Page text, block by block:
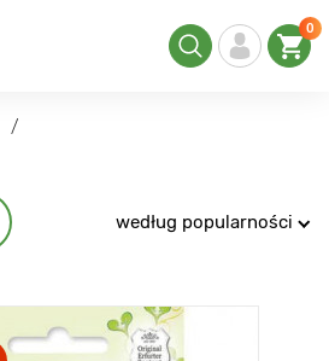
0
według popularności